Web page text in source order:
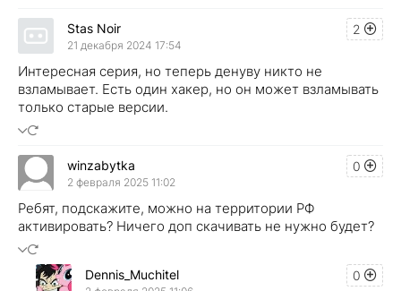
2
Stas Noir
21 декабря 2024 17:54
Интересная серия, но теперь денуву никто не
взламывает. Есть один хакер, но он может взламывать
только старые версии.
0
winzabytka
2 февраля 2025 11:02
Ребят, подскажите, можно на территории РФ
активировать? Ничего доп скачивать не нужно будет?
0
Dennis_Muchitel